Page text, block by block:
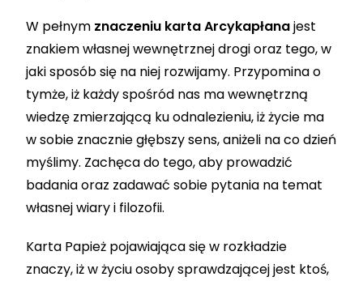
W pełnym znaczeniu karta Arcykapłanajest
znakiem własnej wewnętrznej drogi oraz tego, w
jaki sposób się na niej rozwijamy. Przypomina o
tymże, iż każdy spośród nas ma wewnętrzną
wiedzę zmierzającą ku odnalezieniu, iż życie ma
w sobie znacznie głębszy sens, aniżeli na co dzień
myślimy. Zachęca do tego, aby prowadzić
badania oraz zadawać sobie pytania na temat
własnej wiary i filozofii.
Karta Papież pojawiająca się w rozkładzie
znaczy, iż w życiu osoby sprawdzającej jest ktoś,